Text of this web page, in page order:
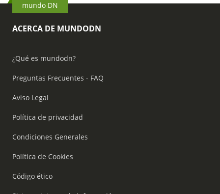
mundo DN
ACERCA DE MUNDODN
¿Qué es mundodn?
Preguntas Frecuentes - FAQ
Aviso Legal
Política de privacidad
Condiciones Generales
Política de Cookies
Código ético